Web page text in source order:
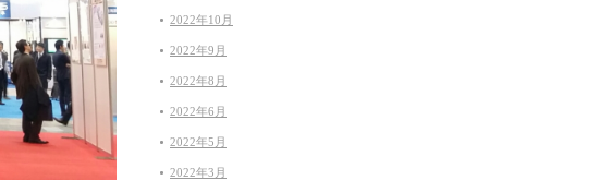
2022年10月
2022年9月
2022年8月
2022年6月
2022年5月
2022年3月